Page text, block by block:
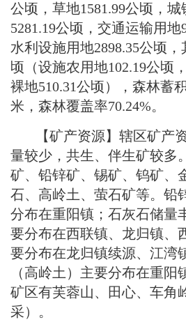
公顷，草地1581.99公顷，
5281.19公顷，交通运输用地
水利设施用地2898.35公顷，
顷（设施农用地102.19公顷
裸地510.31公顷），森林蓄
米，森林覆盖率70.24%。
【矿产资源】辖区矿产
量较少，共生、伴生矿较多
矿、铅锌矿、锡矿、钨矿、
石、高岭土、萤石矿等。铅
分布在重阳镇；石灰石储量
要分布在西联镇、龙归镇、
要分布在龙归镇续源、江湾
（高岭土）主要分布在重阳
矿区有芙蓉山、田心、车角
采）。